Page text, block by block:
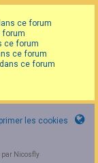
ce forum
forum
ce forum
ce forum
ce forum
les cookies
par Nicosfly